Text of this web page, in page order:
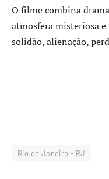
O filme combina
atmosfera misteriosa
solidão, alienação,
Rio de Janeiro - RJ